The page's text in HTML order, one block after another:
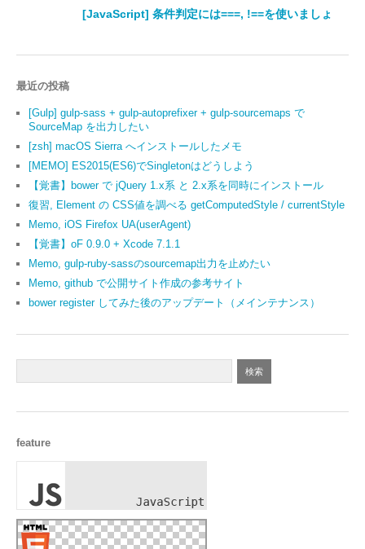
[JavaScript] 条件判定には===, !==を使いましょ
最近の投稿
[Gulp] gulp-sass + gulp-autoprefixer + gulp-sourcemaps で
SourceMap を出力したい
[zsh] macOS Sierra へインストールしたメモ
[MEMO] ES2015(ES6)でSingletonはどうしよう
【覚書】bower で jQuery 1.x系 と 2.x系を同時にインストール
復習, Element の CSS値を調べる getComputedStyle / currentStyle
Memo, iOS Firefox UA(userAgent)
【覚書】oF 0.9.0 + Xcode 7.1.1
Memo, gulp-ruby-sassのsourcemap出力を止めたい
Memo, github で公開サイト作成の参考サイト
bower register してみた後のアップデート（メインテナンス）
feature